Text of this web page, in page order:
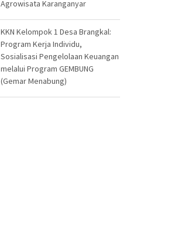
Agrowisata Karanganyar
KKN Kelompok 1 Desa Brangkal:
Program Kerja Individu,
Sosialisasi Pengelolaan Keuangan
melalui Program GEMBUNG
(Gemar Menabung)